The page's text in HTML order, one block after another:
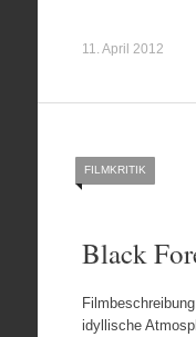
11. April 2012
FILMKRITIK
Black
idyllische